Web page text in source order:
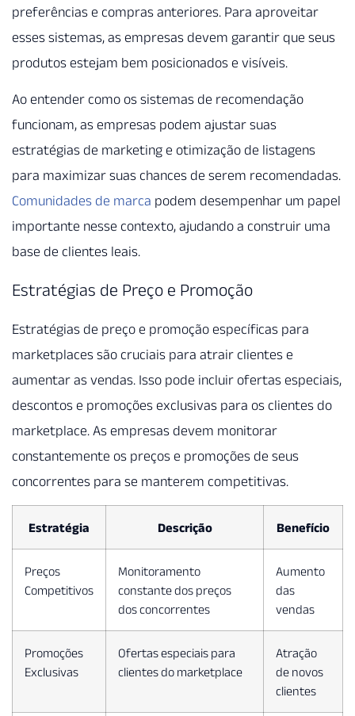
preferências e compras anteriores. Para aproveitar
esses sistemas, as empresas devem garantir que seus
produtos estejam bem posicionados e visíveis.
Ao entender como os sistemas de recomendação
funcionam, as empresas podem ajustar suas
estratégias de marketing e otimização de listagens
para maximizar suas chances de serem recomendadas.
Comunidades de marca podem desempenhar um papel
importante nesse contexto, ajudando a construir uma
base de clientes leais.
Estratégias de Preço e Promoção
Estratégias de preço e promoção específicas para
marketplaces são cruciais para atrair clientes e
aumentar as vendas. Isso pode incluir ofertas especiais,
descontos e promoções exclusivas para os clientes do
marketplace. As empresas devem monitorar
constantemente os preços e promoções de seus
concorrentes para se manterem competitivas.
Estratégia Descrição Benefício
Preços
Competitivos
Monitoramento
constante dos preços
dos concorrentes
Aumento
das
vendas
Promoções
Exclusivas
Ofertas especiais para
clientes do marketplace
Atração
de novos
clientes